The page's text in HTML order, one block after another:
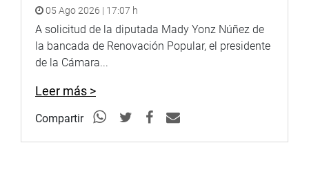
05 Ago 2026 | 17:07 h
A solicitud de la diputada Mady Yonz Núñez de
la bancada de Renovación Popular, el presidente
de la Cámara...
Leer más >
Compartir